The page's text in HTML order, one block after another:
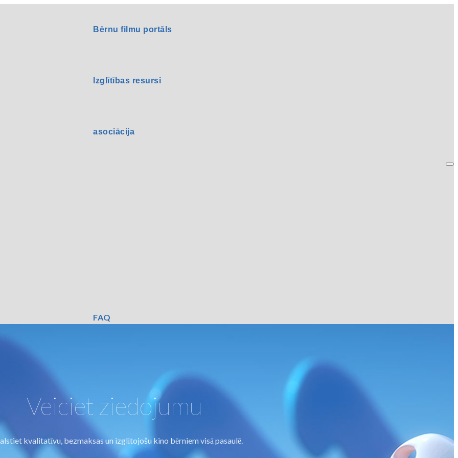
Bērnu filmu portāls
Izglītības resursi
asociācija
FAQ
Veiciet ziedojumu
kvalitatīvu, bezmaksas un izglītojošu kino bērniem visā pasaulē.